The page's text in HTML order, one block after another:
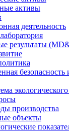
активы
деятельность
результаты
безопасность
производства
объекты